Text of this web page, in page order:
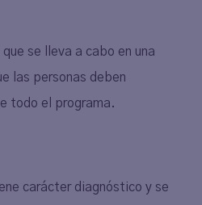
se lleva a cabo en una
las personas deben
todo el programa.
carácter diagnóstico y se